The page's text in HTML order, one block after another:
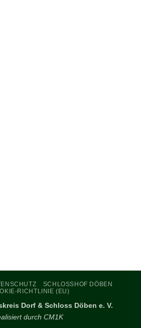
SCHLOSSHOF DÖBEN
RICHTLINIE (EU)
Dorf & Schloss Döben e. V.
durch CM1K